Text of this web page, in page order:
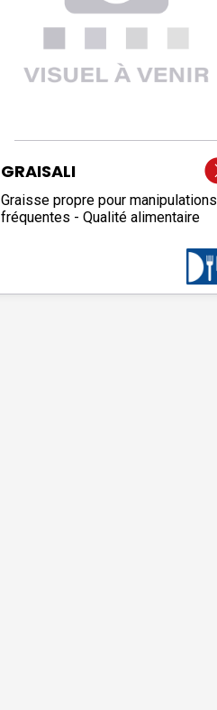
GRAISALI
Graisse propre pour manipulations
fréquentes - Qualité alimentaire